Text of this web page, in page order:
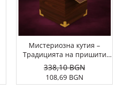
Мистериозна кутия –
Традицията на пришити
изненади
338,10 BGN
108,69 BGN